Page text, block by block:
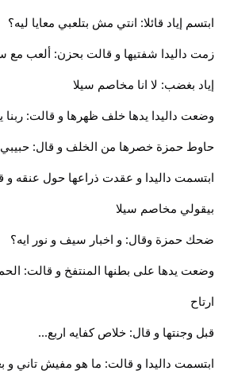
ابتسم إياد قائلا: انتي مش بتلعبي معايا ليه؟
زمت داليدا شفتيها و قالت بحزن: ألعب مع
إياد بغضب: لا انا مخاصم سيلا
وضعت داليدا يدها خلف ظهرها و قالت:
حاوط حمزة خصرها من الخلف و قال: حبيبي
ابتسمت داليدا و عقدت ذراعها حول عنقه و
بيقولي مخاصم سيلا
ضحك حمزة وقال: و اخبار سيف و نور ايه؟
وضعت يدها على بطنها المنتفخ و قالت:
ارتاح
قبل وجنتها و قال: خلاص كفايه اربع...
ابتسمت داليدا و قالت: ما هو مفيش تاني و